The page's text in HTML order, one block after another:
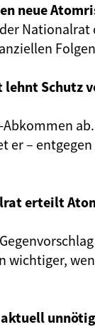
neue
Nationalrat
Schutz
er –
erteilt
wichtiger,